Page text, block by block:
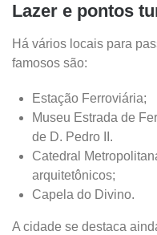
Lazer e pontos
Há vários locais para
famosos são:
Estação Ferroviária;
Museu Estrada de
de D. Pedro II.
Catedral
arquitetônicos;
Capela do Divino.
A cidade se destaca